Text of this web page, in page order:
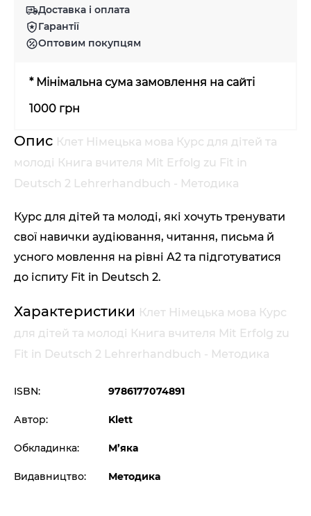
Доставка і оплата
Гарантії
Оптовим покупцям
* Мінімальна сума замовлення на сайті
1000 грн
Опис Клет Німецька мова Курс для дітей та
молоді Книга вчителя Mit Erfolg zu Fit in
Deutsch 2 Lehrerhandbuch - Методика
Курс для дітей та молоді, які хочуть тренувати
свої навички аудіювання, читання, письма й
усного мовлення на рівні A2 та підготуватися
до іспиту Fit in Deutsch 2.
Характеристики Клет Німецька мова Курс
для дітей та молоді Книга вчителя Mit Erfolg zu
Fit in Deutsch 2 Lehrerhandbuch - Методика
ISBN: 9786177074891
Автор: Klett
Обкладинка: М’яка
Видавництво: Методика